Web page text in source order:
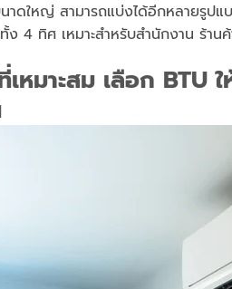
าดใหญ่ สามารถแบ่งได้อีกหลายรูป
ง 4 ทิศ เหมาะสำหรับสำนักงาน ร้า
หมาะสม เลือก BTU